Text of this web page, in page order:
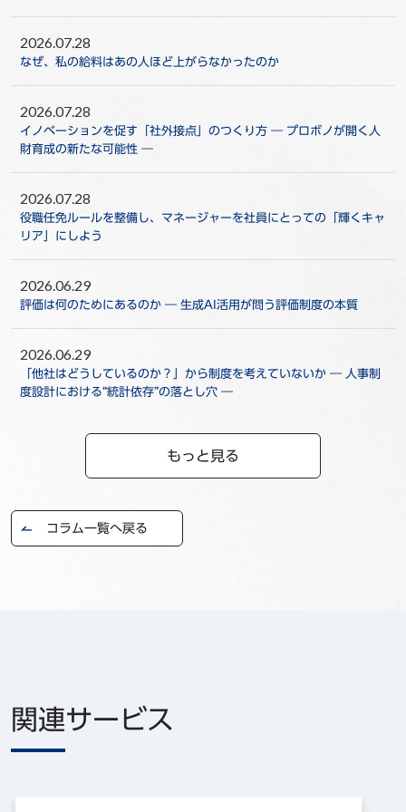
2026.07.28
なぜ、私の給料はあの人ほど上がらなかったのか
2026.07.28
イノベーションを促す「社外接点」のつくり方 ― プロボノが開く人
財育成の新たな可能性 ―
2026.07.28
役職任免ルールを整備し、マネージャーを社員にとっての「輝くキャ
リア」にしよう
2026.06.29
評価は何のためにあるのか ― 生成AI活用が問う評価制度の本質
2026.06.29
「他社はどうしているのか？」から制度を考えていないか ― 人事制
度設計における“統計依存”の落とし穴 ―
もっと見る
コラム一覧へ戻る
関連サービス